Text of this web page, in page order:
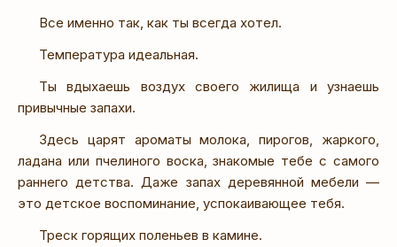
Все именно так, как ты всегда хотел.
Температура идеальная.
Ты вдыхаешь воздух своего жилища и узнаешь
привычные запахи.
Здесь царят ароматы молока, пирогов, жаркого,
ладана или пчелиного воска, знакомые тебе с самого
раннего детства. Даже запах деревянной мебели —
это детское воспоминание, успокаивающее тебя.
Треск горящих поленьев в камине.